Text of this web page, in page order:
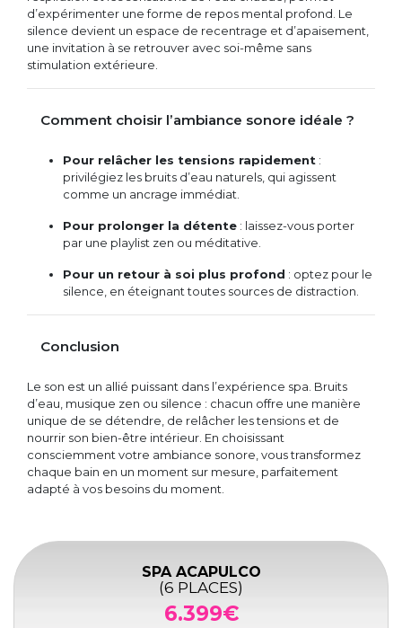
d’expérimenter une forme de repos mental profond. Le
silence devient un espace de recentrage et d’apaisement,
une invitation à se retrouver avec soi-même sans
stimulation extérieure.
Comment choisir l’ambiance sonore idéale ?
Pour relâcher les tensions rapidement :
privilégiez les bruits d’eau naturels, qui agissent
comme un ancrage immédiat.
Pour prolonger la détente : laissez-vous porter
par une playlist zen ou méditative.
Pour un retour à soi plus profond : optez pour le
silence, en éteignant toutes sources de distraction.
Conclusion
Le son est un allié puissant dans l’expérience spa. Bruits
d’eau, musique zen ou silence : chacun offre une manière
unique de se détendre, de relâcher les tensions et de
nourrir son bien-être intérieur. En choisissant
consciemment votre ambiance sonore, vous transformez
chaque bain en un moment sur mesure, parfaitement
adapté à vos besoins du moment.
SPA ACAPULCO
(6 PLACES)
6.399€